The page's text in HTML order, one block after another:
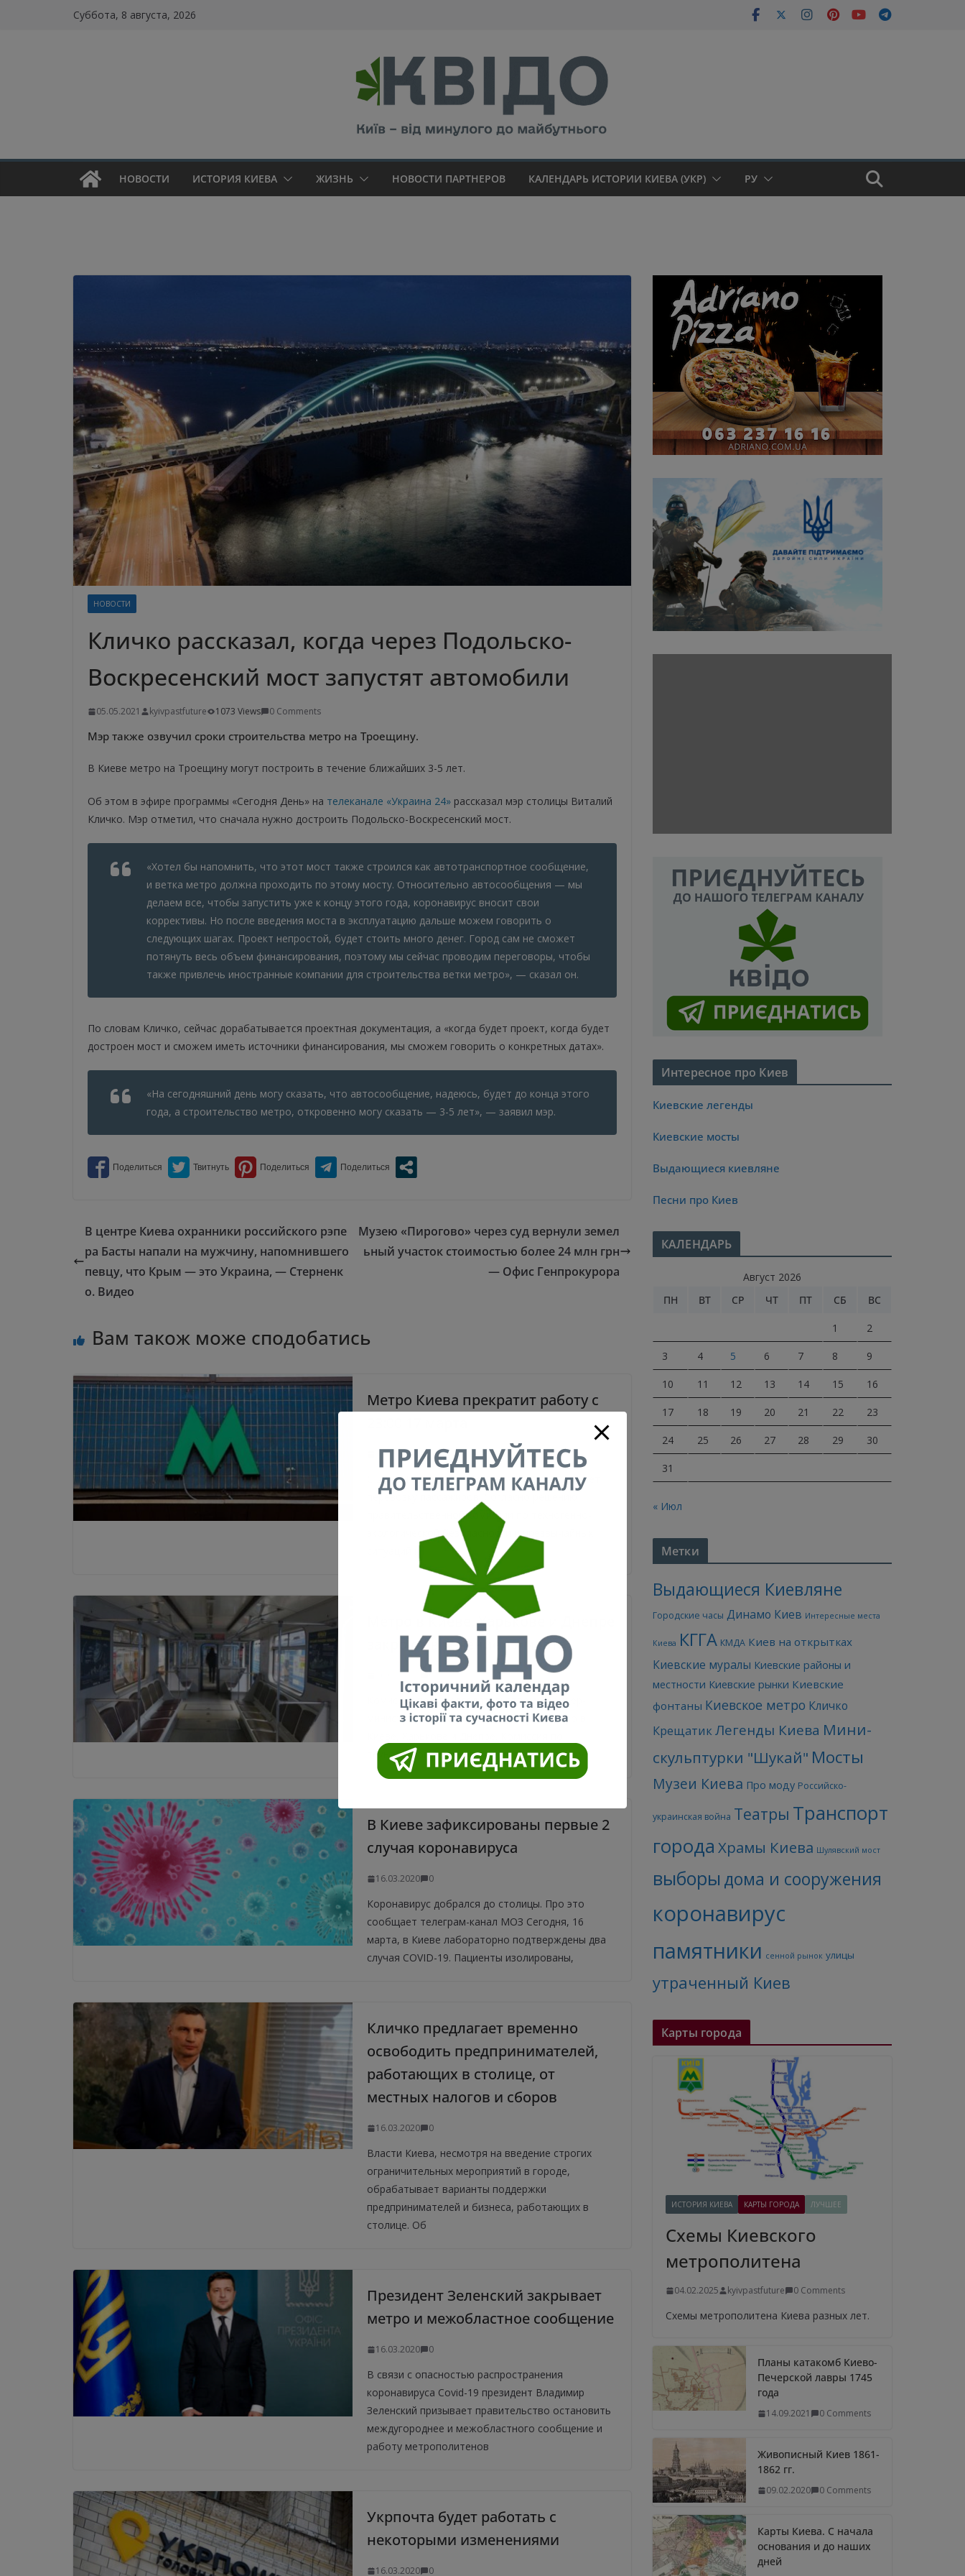
Суббота, 8 августа, 2026
НОВОСТИ ИСТОРИЯ КИЕВА ЖИЗНЬ НОВОСТИ ПАРТНЕРОВ КАЛЕНДАРЬ ИСТОРИИ КИЕВА (УКР) РУ
НОВОСТИ
Кличко рассказал, когда через Подольско-
Воскресенский мост запустят автомобили
05.05.2021 kyivpastfuture 1073 Views 0 Comments
Мэр также озвучил сроки строительства метро на Троещину.
В Киеве метро на Троещину могут построить в течение ближайших 3-5 лет.
Об этом в эфире программы «Сегодня День» на телеканале «Украина 24» рассказал мэр столицы Виталий
Кличко. Мэр отметил, что сначала нужно достроить Подольско-Воскресенский мост.
«Хотел бы напомнить, что этот мост также строился как автотранспортное сообщение,
и ветка метро должна проходить по этому мосту. Относительно автосообщения — мы
делаем все, чтобы запустить уже к концу этого года, коронавирус вносит свои
коррективы. Но после введения моста в эксплуатацию дальше можем говорить о
следующих шагах. Проект непростой, будет стоить много денег. Город сам не сможет
потянуть весь объем финансирования, поэтому мы сейчас проводим переговоры, чтобы
также привлечь иностранные компании для строительства ветки метро», — сказал он.
По словам Кличко, сейчас дорабатывается проектная документация, а «когда будет проект, когда будет
достроен мост и сможем иметь источники финансирования, мы сможем говорить о конкретных датах».
«На сегодняшний день могу сказать, что автосообщение, надеюсь, будет до конца этого
года, а строительство метро, откровенно могу сказать — 3-5 лет», — заявил мэр.
В центре Киева охранники российского рэпе
ра Басты напали на мужчину, напомнившего
певцу, что Крым — это Украина, — Стерненк
о. Видео
Музею «Пирогово» через суд вернули земел
ьный участок стоимостью более 24 млн грн
— Офис Генпрокурора
Вам також може сподобатись
Метро Киева прекратит работу с
17.03.2020 0
С 23.00 17 марта столичное метро прекращает
перевозку пассажиров. Согласно решению
правительственной комиссии по техногенно-
экологической безопасности и чрезвычайных
Метро в Киеве, Харькове и Днепре
закроют в течение 17 марта
16.03.2020 0
Комиссия под председательством Премьер-
министра решила закрыть 17 марта метро в
техногенной безопасности и чрезвычайным
В Киеве зафиксированы первые 2
случая коронавируса
16.03.2020 0
Коронавирус добрался до столицы. Про это
сообщает телеграм-канал МОЗ Сегодня, 16
марта, в Киеве лабораторно подтверждены два
случая COVID-19. Пациенты изолированы,
Кличко предлагает временно
освободить предпринимателей,
работающих в столице, от
местных налогов и сборов
16.03.2020 0
Власти Киева, несмотря на введение строгих
ограничительных мероприятий в городе,
обрабатывает варианты поддержки
предпринимателей и бизнеса, работающих в
столице. Об
Президент Зеленский закрывает
метро и межобластное сообщение
16.03.2020 0
В связи с опасностью распространения
коронавируса Covid-19 президент Владимир
Зеленский призывает правительство остановить
междугороднее и межобластного сообщение и
работу метрополитенов
Укрпочта будет работать с
некоторыми изменениями
16.03.2020 0
Интересное про Киев
Киевские легенды
Киевские мосты
Выдающиеся киевляне
Песни про Киев
КАЛЕНДАРЬ
Август 2026
ПН
ВТ СР ЧТ ПТ СБ ВС
1 2
3 4 5 6 7 8 9
10 11 12 13 14 15 16
17 18 19 20 21 22 23
24 25 26 27 28 29 30
31
« Июл
Метки
Выдающиеся Киевляне
Городские часы Динамо Киев Интересные места
Киева КГГА КМДА Киев на открытках
Киевские муралы Киевские районы и
местности Киевские рынки Киевские
фонтаны Киевское метро Кличко
КрещатикЛегенды Киева Мини-
скульптурки "Шукай" Мосты
Музеи Киева Про моду Российско-
украинская война Театры Транспорт
города Храмы Киева Шулявский мост
выборы дома и сооружения
коронавирус
памятники сенной рынок улицы
утраченный Киев
Карты города
ИСТОРИЯ КИЕВА КАРТЫ ГОРОДА ЛУЧШЕЕ
Схемы Киевского
метрополитена
04.02.2025 kyivpastfuture 0 Comments
Схемы метрополитена Киева разных лет.
Планы катакомб Киево-
Печерской лавры 1745
года
14.09.2021 0 Comments
Живописный Киев 1861-
1862 гг.
09.02.2020 0 Comments
Карты Киева. С начала
основания и до наших
дней